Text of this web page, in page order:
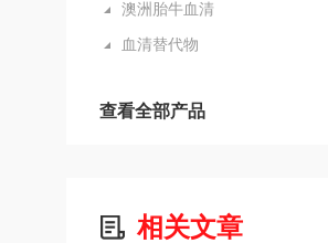
澳洲胎牛血清
血清替代物
查看全部产品
相关文章